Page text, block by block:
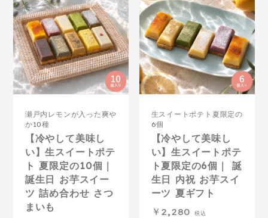
瀬戸内レモンが入った爽や
か10種
【冷やして美味し
い】生スイートポテ
ト 夏限定の10個｜
誕生日 お芋スイー
ツ 詰め合わせ さつ
まいも
生スイートポテト夏限定の
6個
【冷やして美味し
い】生スイートポテ
ト夏限定の6個｜ 誕
生日 内祝 お芋スイ
ーツ 夏ギフト
2,280